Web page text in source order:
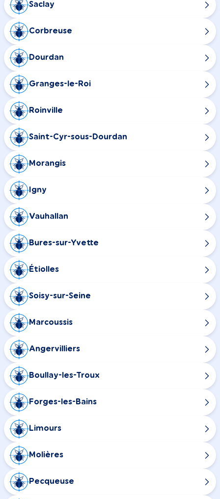
Saclay
Corbreuse
Dourdan
Granges-le-Roi
Roinville
Saint-Cyr-sous-Dourdan
Morangis
Igny
Vauhallan
Bures-sur-Yvette
Étiolles
Soisy-sur-Seine
Marcoussis
Angervilliers
Boullay-les-Troux
Forges-les-Bains
Limours
Molières
Pecqueuse